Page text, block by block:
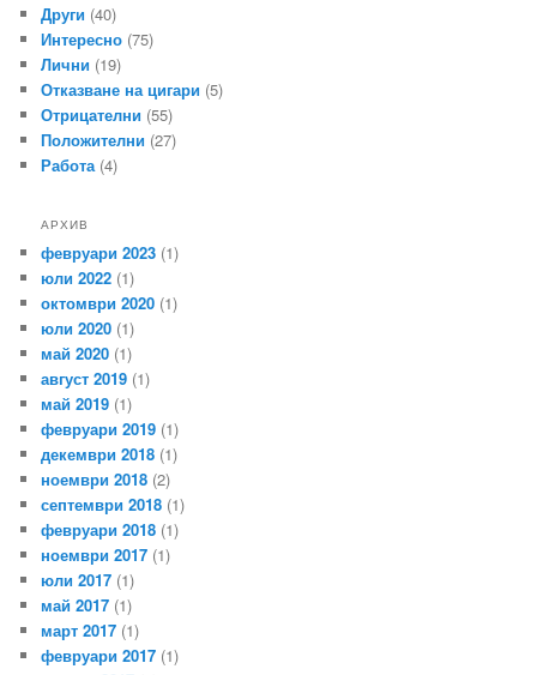
Други (40)
Интересно (75)
Лични (19)
Отказване на цигари (5)
Отрицателни (55)
Положителни (27)
Работа (4)
АРХИВ
февруари 2023 (1)
юли 2022 (1)
октомври 2020 (1)
юли 2020 (1)
май 2020 (1)
август 2019 (1)
май 2019 (1)
февруари 2019 (1)
декември 2018 (1)
ноември 2018 (2)
септември 2018 (1)
февруари 2018 (1)
ноември 2017 (1)
юли 2017 (1)
май 2017 (1)
март 2017 (1)
февруари 2017 (1)